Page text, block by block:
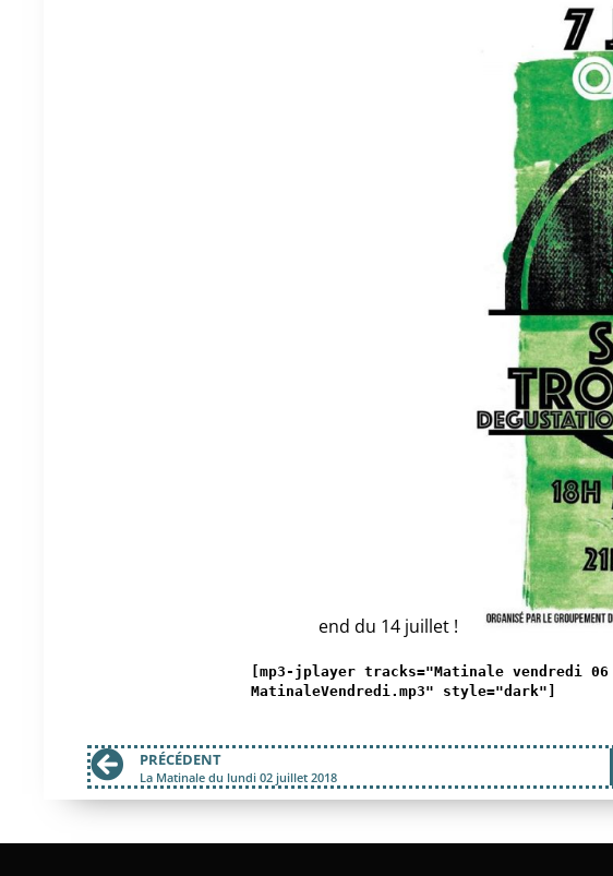
end du 14 juillet !
[mp3-jplayer tracks="Matinale vendredi 06
MatinaleVendredi.mp3" style="dark"]
PRÉCÉDENT
La Matinale du lundi 02 juillet 2018